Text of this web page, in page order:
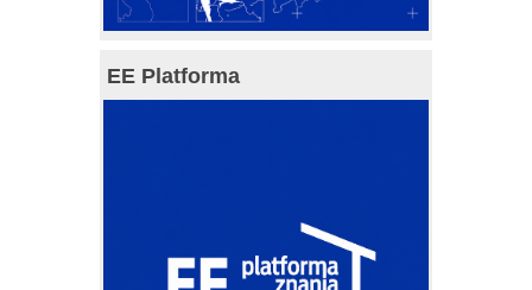
EE Platforma